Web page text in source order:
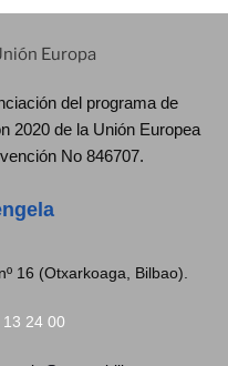
del programa de
2020 de la Unión Europea
No 846707.
16 (Otxarkoaga, Bilbao).
13 24 00